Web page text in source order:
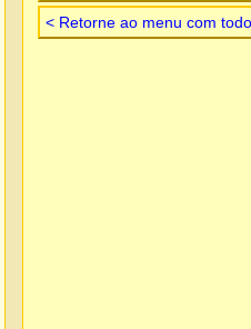
< Retorne ao menu com